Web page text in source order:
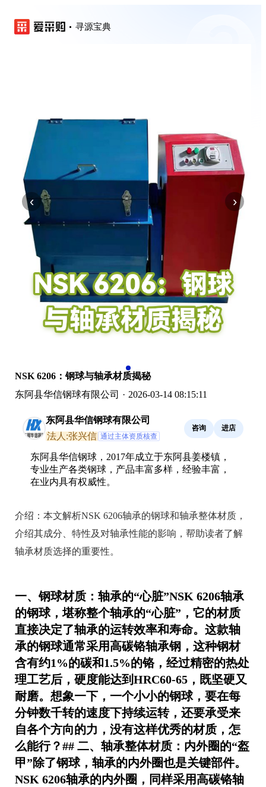
寻源宝典
‹ ›
NSK 6206：钢球与轴承材质揭秘
东阿县华信钢球有限公司 · 2026-03-14 08:15:11
东阿县华信钢球有限公司
法人:张兴信 通过主体资质核查
咨询 进店
东阿县华信钢球，2017年成立于东阿县姜楼镇，
专业生产各类钢球，产品丰富多样，经验丰富，
在业内具有权威性。
介绍： 本文解析NSK 6206轴承的钢球和轴承整体材质，
介绍其成分、特性及对轴承性能的影响，帮助读者了解
轴承材质选择的重要性。
一、钢球材质：轴承的“心脏”NSK 6206轴承
的钢球，堪称整个轴承的“心脏”，它的材质
直接决定了轴承的运转效率和寿命。这款轴
承的钢球通常采用高碳铬轴承钢，这种钢材
含有约1%的碳和1.5%的铬，经过精密的热处
理工艺后，硬度能达到HRC60-65，既坚硬又
耐磨。想象一下，一个小小的钢球，要在每
分钟数千转的速度下持续运转，还要承受来
自各个方向的力，没有这样优秀的材质，怎
么能行？## 二、轴承整体材质：内外圈的“盔
甲”除了钢球，轴承的内外圈也是关键部件。
NSK 6206轴承的内外圈，同样采用高碳铬轴